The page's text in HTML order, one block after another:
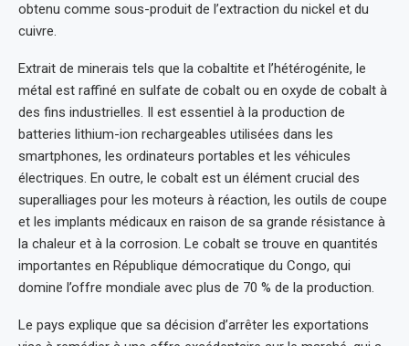
obtenu comme sous-produit de l’extraction du nickel et du
cuivre.
Extrait de minerais tels que la cobaltite et l’hétérogénite, le
métal est raffiné en sulfate de cobalt ou en oxyde de cobalt à
des fins industrielles. Il est essentiel à la production de
batteries lithium-ion rechargeables utilisées dans les
smartphones, les ordinateurs portables et les véhicules
électriques. En outre, le cobalt est un élément crucial des
superalliages pour les moteurs à réaction, les outils de coupe
et les implants médicaux en raison de sa grande résistance à
la chaleur et à la corrosion. Le cobalt se trouve en quantités
importantes en République démocratique du Congo, qui
domine l’offre mondiale avec plus de 70 % de la production.
Le pays explique que sa décision d’arrêter les exportations